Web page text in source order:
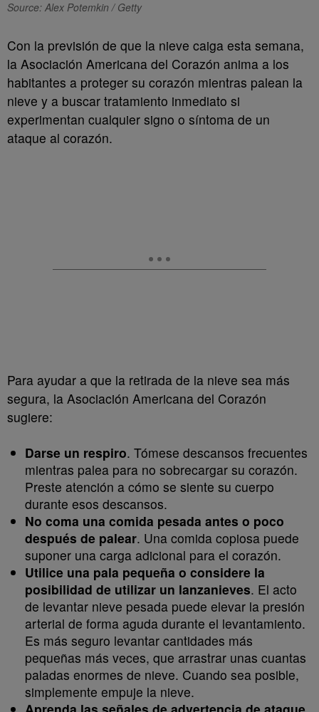
Source: Alex Potemkin / Getty
Con la previsión de que la nieve caiga esta semana,
la Asociación Americana del Corazón anima a los
habitantes a proteger su corazón mientras palean la
nieve y a buscar tratamiento inmediato si
experimentan cualquier signo o síntoma de un
ataque al corazón.
Para ayudar a que la retirada de la nieve sea más
segura, la Asociación Americana del Corazón
sugiere:
Darse un respiro. Tómese descansos frecuentes
mientras palea para no sobrecargar su corazón.
Preste atención a cómo se siente su cuerpo
durante esos descansos.
No coma una comida pesada antes o poco
después de palear. Una comida copiosa puede
suponer una carga adicional para el corazón.
Utilice una pala pequeña o considere la
posibilidad de utilizar un lanzanieves. El acto
de levantar nieve pesada puede elevar la presión
arterial de forma aguda durante el levantamiento.
Es más seguro levantar cantidades más
pequeñas más veces, que arrastrar unas cuantas
paladas enormes de nieve. Cuando sea posible,
simplemente empuje la nieve.